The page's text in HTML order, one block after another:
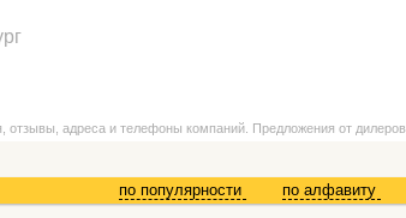
адреса и телефоны компаний. Предложения от дилеров.
по алфавиту
по популярности